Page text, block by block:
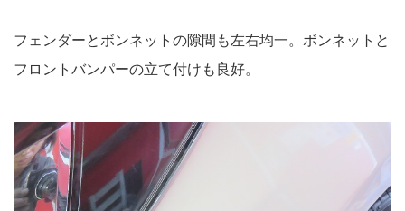
フェンダーとボンネットの隙間も左右均一。ボンネットと
フロントバンパーの立て付けも良好。